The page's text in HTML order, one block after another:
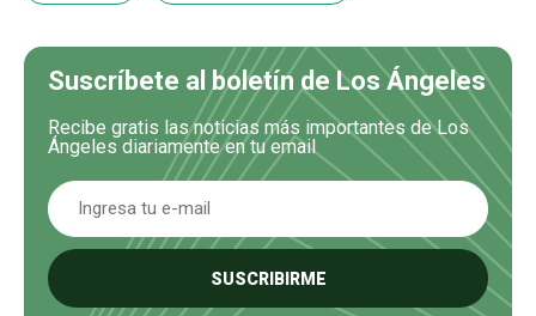
Suscríbete al boletín de Los Ángeles
Recibe gratis las noticias más importantes de Los
Ángeles diariamente en tu email
SUSCRIBIRME